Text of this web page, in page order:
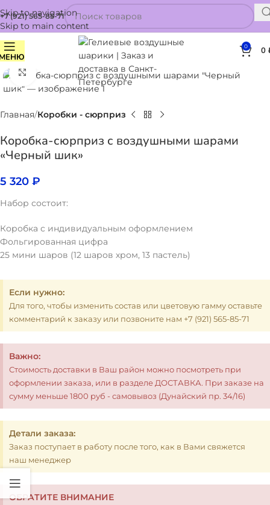
Skip to navigation
Skip to main content
+7 (921) 565-85-71
0 0
Нажмите, чтобы увеличить
Главная Коробки - сюрприз
Коробка-сюрприз с воздушными шарами
«Черный шик»
5 320 ₽
Набор состоит:
Коробка с индивидуальным оформлением
Фольгированная цифра
25 мини шаров (12 шаров хром, 13 пастель)
Если нужно:
Для того, чтобы изменить состав или цветовую гамму оставьте
комментарий к заказу или позвоните нам +7 (921) 565-85-71
Важно:
Стоимость доставки в Ваш район можно посмотреть при
оформлении заказа, или в разделе ДОСТАВКА. При заказе на
сумму меньше 1800 руб - самовывоз (Дунайский пр. 34/16)
Детали заказа:
Заказ поступает в работу после того, как в Вами свяжется
наш менеджер
ОБРАТИТЕ ВНИМАНИЕ